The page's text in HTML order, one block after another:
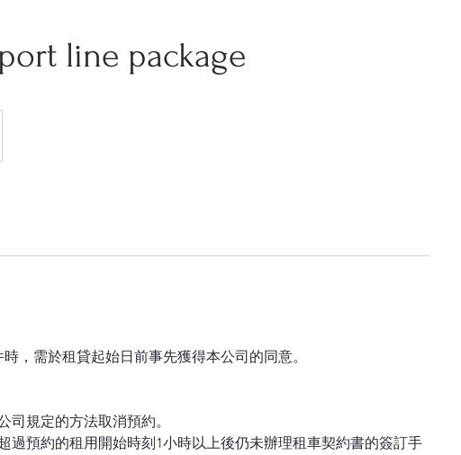
line package
，需於租貸起始日前事先獲得本公司的同意。
司規定的方法取消預約。
過預約的租用開始時刻1小時以上後仍未辦理租車契約書的簽訂手